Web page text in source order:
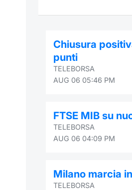
Chiusura
punti
TELEBORSA
AUG 06 05:46 PM
FTSE MIB su
TELEBORSA
AUG 06 04:09 PM
Milano marcia
TELEBORSA